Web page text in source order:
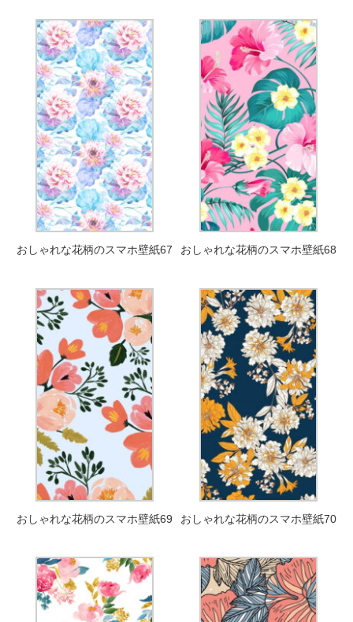
おしゃれな花柄のスマホ壁紙67 おしゃれな花柄のスマホ壁紙68
おしゃれな花柄のスマホ壁紙69 おしゃれな花柄のスマホ壁紙70